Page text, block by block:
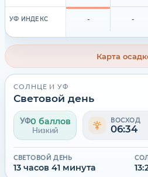
УФ ИНДЕКС - -
Карта
СОЛНЦЕ И УФ
Световой день
УФ0 баллов
Низкий
ВОСХОД
06:34
СВЕТОВОЙ ДЕНЬ
13 часов 41 минута